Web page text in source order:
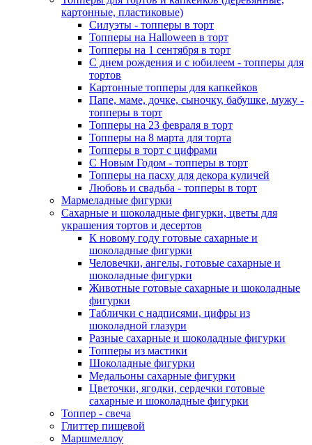
картонные, пластиковые)
Силуэты - топперы в торт
Топперы на Halloween в торт
Топперы на 1 сентября в торт
С днем рождения и с юбилеем - топперы для
тортов
Картонные топперы для капкейков
Папе, маме, дочке, сыночку, бабушке, мужу -
топперы в торт
Топперы на 23 февраля в торт
Топперы на 8 марта для торта
Топперы в торт с цифрами
С Новым Годом - топперы в торт
Топперы на пасху для декора куличей
Любовь и свадьба - топперы в торт
Мармеладные фигурки
Сахарные и шоколадные фигурки, цветы для
украшения тортов и десертов
К новому году готовые сахарные и
шоколадные фигурки
Человечки, ангелы, готовые сахарные и
шоколадные фигурки
Животные готовые сахарные и шоколадные
фигурки
Таблички с надписями, цифры из
шоколадной глазури
Разные сахарные и шоколадные фигурки
Топперы из мастики
Шоколадные фигурки
Медальоны сахарные фигурки
Цветочки, ягодки, сердечки готовые
сахарные и шоколадные фигурки
Топпер - свеча
Глиттер пищевой
Маршмеллоу